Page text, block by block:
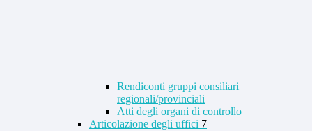
Rendiconti gruppi consiliari
regionali/provinciali
Atti degli organi di controllo
Articolazione degli uffici 7